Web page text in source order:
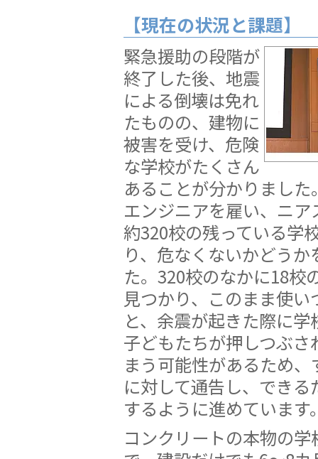
【現在の状況と課題】
緊急援助の段階が
終了した後、地震
による倒壊は免れ
たものの、建物に
被害を受け、危険
な学校がたくさん
あることが分かりまし
エンジニアを雇い、ニ
約320校の残っている学
り、危なくないかどう
た。320校のなかに18校
見つかり、このまま使
と、余震が起きた際に
子どもたちが押しつぶさ
まう可能性があるため、
に対して通告し、できる
するように進めています
コンクリートの本物の